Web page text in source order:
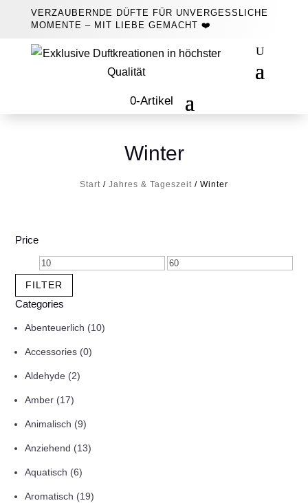
VERZAUBERNDE DÜFTE FÜR UNVERGESSLICHE
MOMENTE – MIT LIEBE GEMACHT ❤️
0-Artikel
Winter
Start / Jahres & Tageszeit / Winter
Price
Min.
Preis
Max.
FILTER
Categories
Abenteuerlich (10)
Accessories (0)
Aldehyde (2)
Amber (17)
Animalisch (9)
Anziehend (13)
Aquatisch (6)
Aromatisch (19)